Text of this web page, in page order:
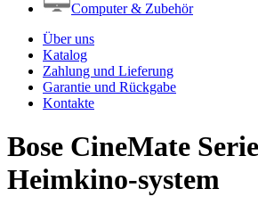
Computer & Zubehör
Über uns
Katalog
Zahlung und Lieferung
Garantie und Rückgabe
Kontakte
Bose CineMate
Heimkino-system